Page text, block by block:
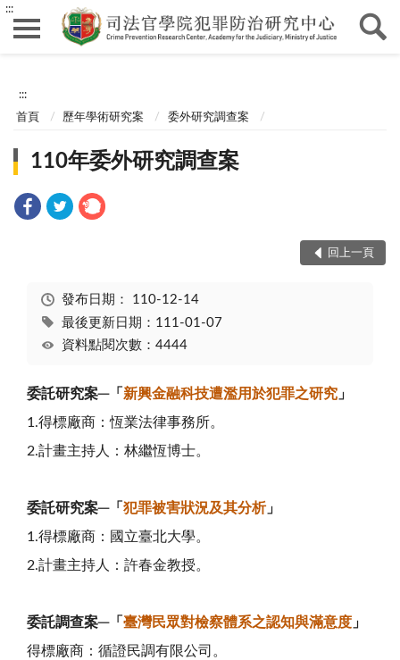
:::
:::
首頁 歷年學術研究案 委外研究調查案
110年委外研究調查案
回上一頁
發布日期： 110-12-14
最後更新日期：111-01-07
資料點閱次數：4444
委託研究案─「 新興金融科技遭濫用於犯罪之研究 」
1.得標廠商：恆業法律事務所。
2.計畫主持人：林繼恆博士。
委託研究案─「 犯罪被害狀況及其分析」
1.得標廠商：國立臺北大學。
2.計畫主持人：許春金教授。
委託調查案─「 臺灣民眾對檢察體系之認知與滿意度 」
得標廠商：循證民調有限公司。